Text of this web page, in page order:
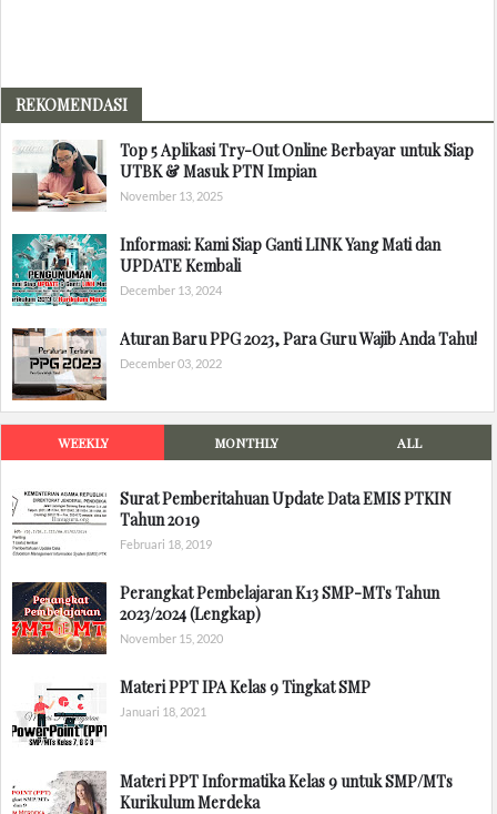
REKOMENDASI
Top 5 Aplikasi Try-Out Online Berbayar untuk Siap
UTBK & Masuk PTN Impian
November 13, 2025
Informasi: Kami Siap Ganti LINK Yang Mati dan
UPDATE Kembali
December 13, 2024
Aturan Baru PPG 2023, Para Guru Wajib Anda Tahu!
December 03, 2022
WEEKLY MONTHLY ALL
Surat Pemberitahuan Update Data EMIS PTKIN
Tahun 2019
Februari 18, 2019
Perangkat Pembelajaran K13 SMP-MTs Tahun
2023/2024 (Lengkap)
November 15, 2020
Materi PPT IPA Kelas 9 Tingkat SMP
Januari 18, 2021
Materi PPT Informatika Kelas 9 untuk SMP/MTs
Kurikulum Merdeka